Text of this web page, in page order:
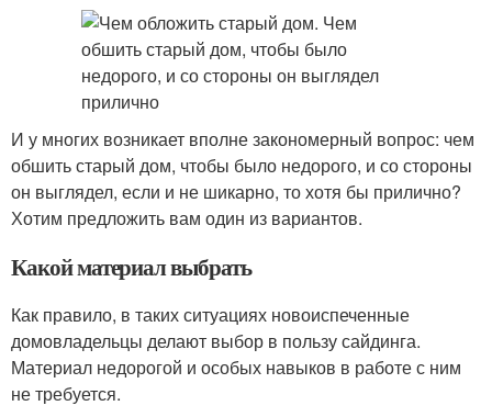
И у многих возникает вполне закономерный вопрос: чем
обшить старый дом, чтобы было недорого, и со стороны
он выглядел, если и не шикарно, то хотя бы прилично?
Хотим предложить вам один из вариантов.
Какой материал выбрать
Как правило, в таких ситуациях новоиспеченные
домовладельцы делают выбор в пользу сайдинга.
Материал недорогой и особых навыков в работе с ним
не требуется.